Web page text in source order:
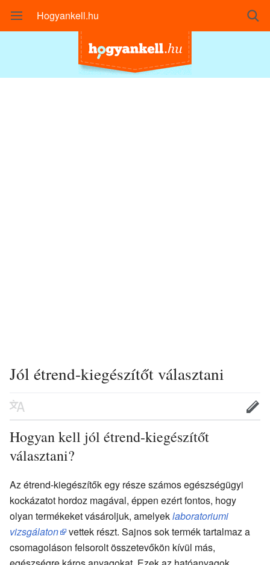
Hogyankell.hu
Jól étrend-kiegészítőt választani
Hogyan kell jól étrend-kiegészítőt
választani?
Az étrend-kiegészítők egy része számos egészségügyi
kockázatot hordoz magával, éppen ezért fontos, hogy
olyan termékeket vásároljuk, amelyeklaboratoriumi
vizsgálaton
vettek részt. Sajnos sok termék tartalmaz a
csomagoláson felsorolt összetevőkön kívül más,